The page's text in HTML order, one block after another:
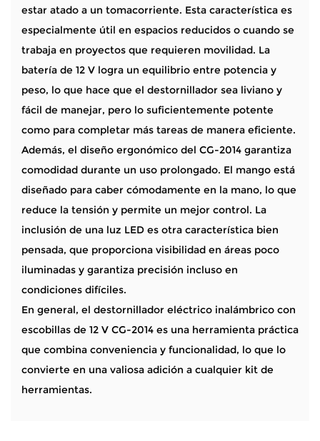
estar atado a un tomacorriente. Esta característica es
especialmente útil en espacios reducidos o cuando se
trabaja en proyectos que requieren movilidad. La
batería de 12 V logra un equilibrio entre potencia y
peso, lo que hace que el destornillador sea liviano y
fácil de manejar, pero lo suficientemente potente
como para completar más tareas de manera eficiente.
Además, el diseño ergonómico del CG-2014 garantiza
comodidad durante un uso prolongado. El mango está
diseñado para caber cómodamente en la mano, lo que
reduce la tensión y permite un mejor control. La
inclusión de una luz LED es otra característica bien
pensada, que proporciona visibilidad en áreas poco
iluminadas y garantiza precisión incluso en
condiciones difíciles.
En general, el destornillador eléctrico inalámbrico con
escobillas de 12 V CG-2014 es una herramienta práctica
que combina conveniencia y funcionalidad, lo que lo
convierte en una valiosa adición a cualquier kit de
herramientas.